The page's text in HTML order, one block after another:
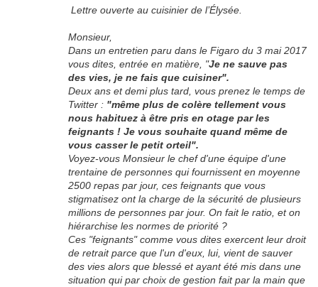
Lettre ouverte au cuisinier de l’Élysée.
Monsieur,
Dans un entretien paru dans le Figaro du 3 mai 2017
vous dites, entrée en matière, "Je ne sauve pas
des vies, je ne fais que cuisiner".
Deux ans et demi plus tard, vous prenez le temps de
Twitter : "même plus de colère tellement vous
nous habituez à être pris en otage par les
feignants ! Je vous souhaite quand même de
vous casser le petit orteil".
Voyez-vous Monsieur le chef d'une équipe d'une
trentaine de personnes qui fournissent en moyenne
2500 repas par jour, ces feignants que vous
stigmatisez ont la charge de la sécurité de plusieurs
millions de personnes par jour. On fait le ratio, et on
hiérarchise les normes de priorité ?
Ces "feignants" comme vous dites exercent leur droit
de retrait parce que l'un d'eux, lui, vient de sauver
des vies alors que blessé et ayant été mis dans une
situation qui par choix de gestion fait par la main que